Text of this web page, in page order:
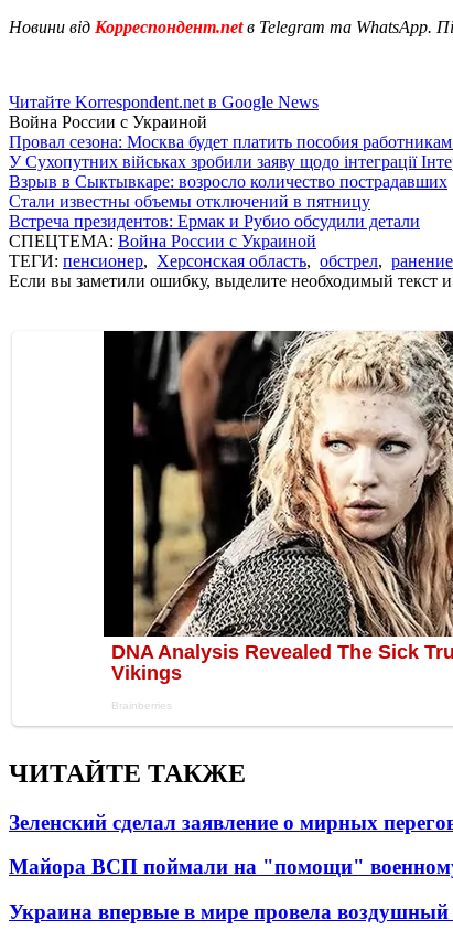
Новини від Корреспондент.netв Telegram та WhatsApp.
Читайте Korrespondent.net в Google News
Война России с Украиной
Провал сезона: Москва будет платить пособия
У Сухопутних військах зробили заяву щодо інтеграції
Взрыв в Сыктывкаре: возросло количество пострадавших
Стали известны объемы отключений в пятницу
Встреча президентов: Ермак и Рубио обсудили детали
СПЕЦТЕМА: Война России с Украиной
ТЕГИ: пенсионер, Херсонская область, обстрел, ранение
Если вы заметили ошибку, выделите необходимый текст
ЧИТАЙТЕ ТАКЖЕ
Зеленский сделал заявление о мирных
Майора ВСП поймали на "помощи"
Украина впервые в мире провела